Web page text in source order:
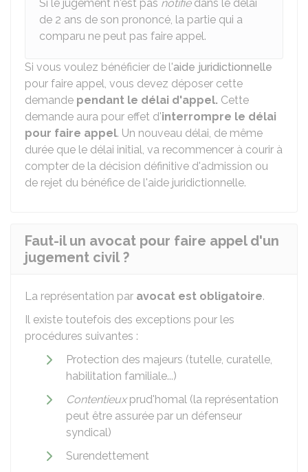
Si le jugement n'est pas notifiédans le délai
de 2 ans de son prononcé, la partie qui a
comparu ne peut pas faire appel.
Si vous voulez bénéficier de l'aide juridictionnelle
pour faire appel, vous devez déposer cette
demande pendant le délai d'appel. Cette
demande aura pour effet d'interrompre le délai
pour faire appel. Un nouveau délai, de même
durée que le délai initial, va recommencer à courir à
compter de la décision définitive d'admission ou
de rejet du bénéfice de l'aide juridictionnelle.
Faut-il un avocat pour faire appel d'un
jugement civil ?
La représentation par avocat est obligatoire.
Il existe toutefois des exceptions pour les
procédures suivantes :
Protection des majeurs (tutelle, curatelle,
habilitation familiale...)
Contentieuxprud'homal (la représentation
peut être assurée par un défenseur
syndical)
Surendettement